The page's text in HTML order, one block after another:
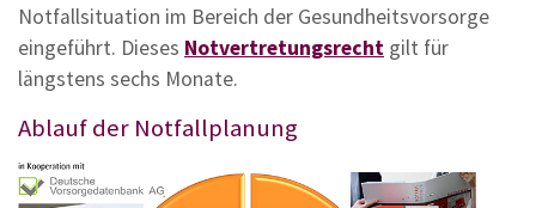
Notfallsituation im Bereich der Gesundheitsvorsorge
eingeführt. Dieses Notvertretungsrecht gilt für
längstens sechs Monate.
Ablauf der Notfallplanung